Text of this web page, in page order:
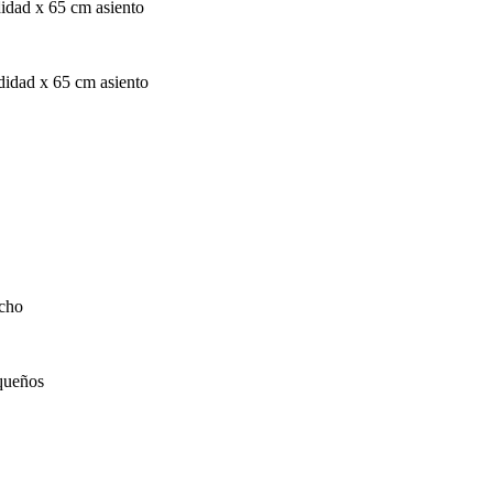
x 65 cm asiento
x 65 cm asiento